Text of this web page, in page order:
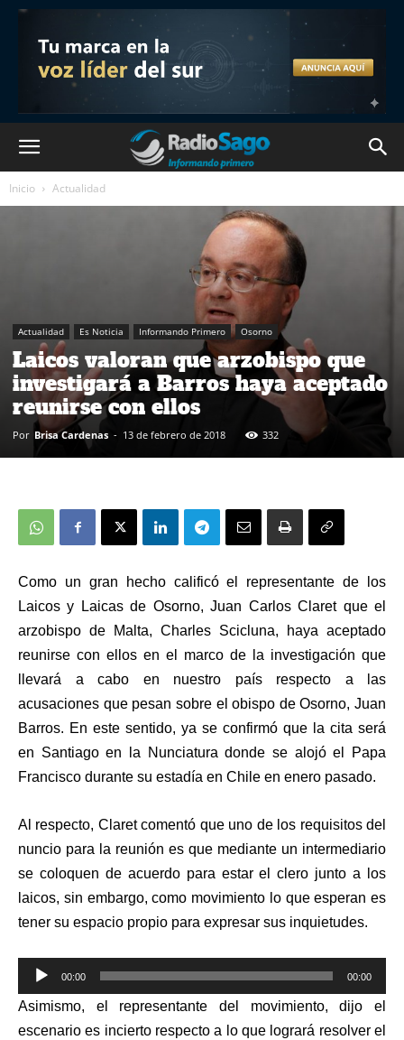
Inicio Actualidad
Actualidad Es Noticia Informando Primero Osorno
Laicos valoran que arzobispo que
investigará a Barros haya aceptado
reunirse con ellos
Por Brisa Cardenas - 13 de febrero de 2018 332
Como un gran hecho calificó el representante de los
Laicos y Laicas de Osorno, Juan Carlos Claret que el
arzobispo de Malta, Charles Scicluna, haya aceptado
reunirse con ellos en el marco de la investigación que
llevará a cabo en nuestro país respecto a las
acusaciones que pesan sobre el obispo de Osorno, Juan
Barros. En este sentido, ya se confirmó que la cita será
en Santiago en la Nunciatura donde se alojó el Papa
Francisco durante su estadía en Chile en enero pasado.
Al respecto, Claret comentó que uno de los requisitos del
nuncio para la reunión es que mediante un intermediario
se coloquen de acuerdo para estar el clero junto a los
laicos, sin embargo, como movimiento lo que esperan es
tener su espacio propio para expresar sus inquietudes.
Reproductor
de
audio
00:00 00:00
Asimismo, el representante del movimiento, dijo el
escenario es incierto respecto a lo que logrará resolver el